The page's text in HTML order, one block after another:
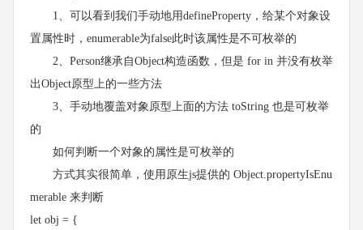
1、可以看到我们手动地用defineProperty，给某个对象设
置属性时，enumerable为false此时该属性是不可枚举的
2、Person继承自Object构造函数，但是 for in 并没有枚举
出Object原型上的一些方法
3、手动地覆盖对象原型上面的方法 toString 也是可枚举
的
如何判断一个对象的属性是可枚举的
方式其实很简单，使用原生js提供的 Object.propertyIsEnu
merable 来判断
let obj = {